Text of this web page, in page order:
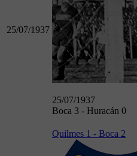
25/07/1937
25/07/1937
Boca 3 - Huracán 0
Quilmes 1 - Boca 2